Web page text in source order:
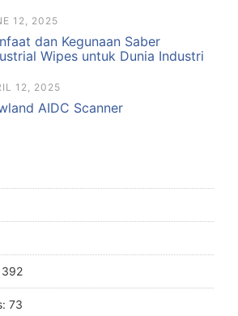
12, 2025
dan Kegunaan Saber
Wipes untuk Dunia Industri
12, 2025
AIDC Scanner
392
73